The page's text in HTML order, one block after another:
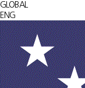
GLOBAL
ENG